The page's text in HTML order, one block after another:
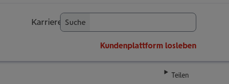
Karriere Suche
Kundenplattform losleben
Teilen